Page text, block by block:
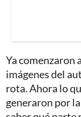
Ya comenzaron
imágenes del
rota. Ahora lo
generaron por